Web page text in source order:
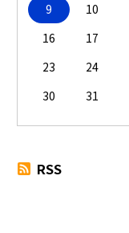
9
10
16
17
23
24
30
31
RSS